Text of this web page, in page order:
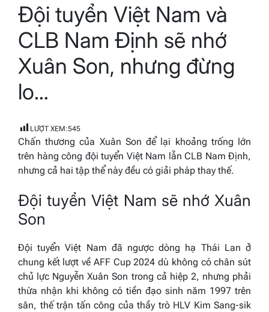
read
time
Đội tuyển Việt Nam và
CLB Nam Định sẽ nhớ
Xuân Son, nhưng đừng
lo…
LƯỢT XEM:545
Chấn thương của Xuân Son để lại khoảng trống lớn
trên hàng công đội tuyển Việt Nam lẫn CLB Nam Định,
nhưng cả hai tập thể này đều có giải pháp thay thế.
Đội tuyển Việt Nam sẽ nhớ Xuân
Son
Đội tuyển Việt Nam đã ngược dòng hạ Thái Lan ở
chung kết lượt về AFF Cup 2024 dù không có chân sút
chủ lực Nguyễn Xuân Son trong cả hiệp 2, nhưng phải
thừa nhận khi không có tiền đạo sinh năm 1997 trên
sân, thế trận tấn công của thầy trò HLV Kim Sang-sik